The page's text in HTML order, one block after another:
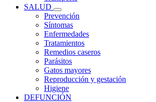
SALUD
Prevención
Síntomas
Enfermedades
Tratamientos
Remedios caseros
Parásitos
Gatos mayores
Reproducción y gestación
Higiene
DEFUNCIÓN